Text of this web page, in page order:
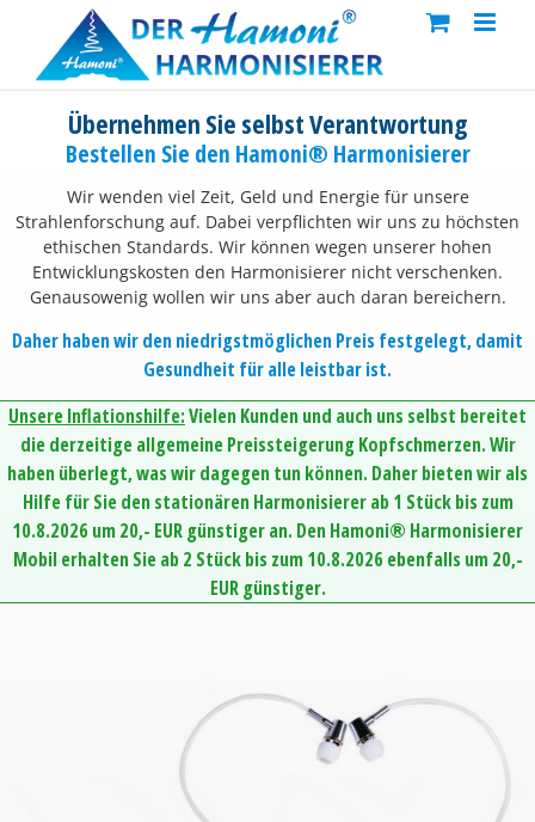
content
Übernehmen Sie selbst Verantwortung
Bestellen Sie den Hamoni® Harmonisierer
Wir wenden viel Zeit, Geld und Energie für unsere
Strahlenforschung auf. Dabei verpflichten wir uns zu höchsten
ethischen Standards. Wir können wegen unserer hohen
Entwicklungskosten den Harmonisierer nicht verschenken.
Genausowenig wollen wir uns aber auch daran bereichern.
Daher haben wir den niedrigstmöglichen Preis festgelegt, damit
Gesundheit für alle leistbar ist.
Unsere Inflationshilfe:Vielen Kunden und auch uns selbst bereitet
die derzeitige allgemeine Preissteigerung Kopfschmerzen. Wir
haben überlegt, was wir dagegen tun können. Daher bieten wir als
Hilfe für Sie den stationären Harmonisierer ab 1 Stück bis zum
10.8.2026 um 20,- EUR günstiger an. Den Hamoni® Harmonisierer
Mobil erhalten Sie ab 2 Stück bis zum 10.8.2026 ebenfalls um 20,-
EUR günstiger.